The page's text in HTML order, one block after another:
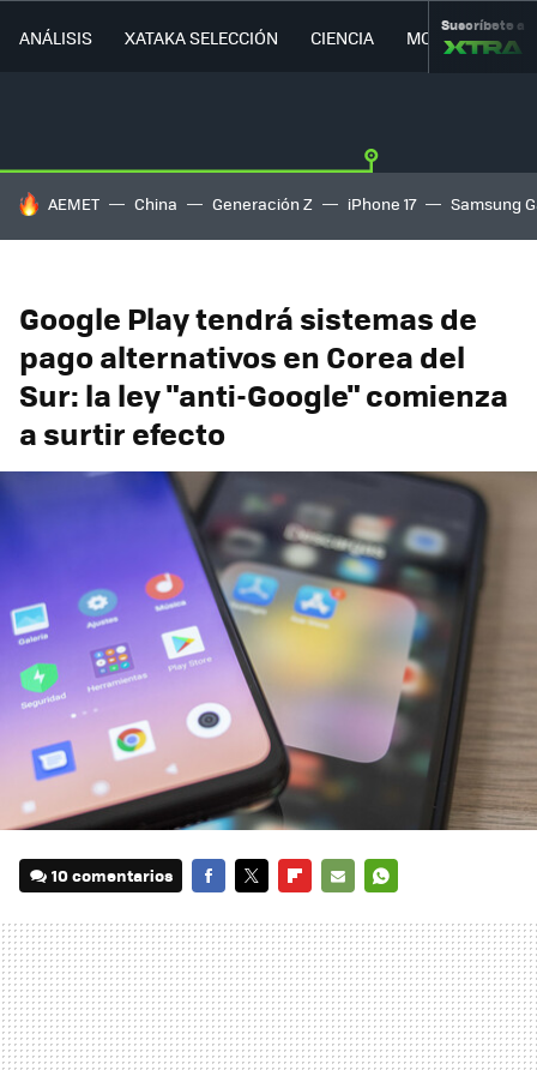
ANÁLISIS XATAKA SELECCIÓN CIENCIA MOVILIDAD
Suscríbete a
HOY SE HABLA DE
AEMET China Generación Z iPhone 17 Samsung
Google Play tendrá sistemas de
pago alternativos en Corea del
Sur: la ley "anti-Google" comienza
a surtir efecto
10 comentarios
MAIL